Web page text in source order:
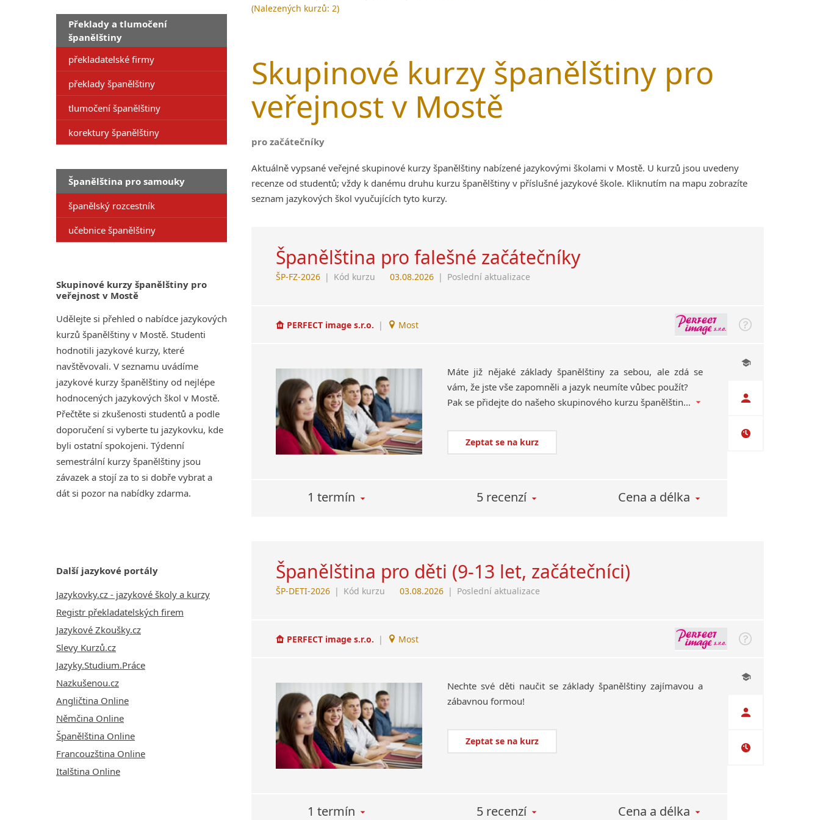
Překlady a tlumočení
španělštiny
překladatelské firmy
překlady španělštiny
tlumočení španělštiny
korektury španělštiny
Španělština pro samouky
španělský rozcestník
učebnice španělštiny
Skupinové kurzy španělštiny pro
veřejnost v Mostě
Udělejte si přehled o nabídce jazykových
kurzů španělštiny v Mostě. Studenti
hodnotili jazykové kurzy, které
navštěvovali. V seznamu uvádíme
jazykové kurzy španělštiny od nejlépe
hodnocených jazykových škol v Mostě.
Přečtěte si zkušenosti studentů a podle
doporučení si vyberte tu jazykovku, kde
byli ostatní spokojeni. Týdenní
semestrální kurzy španělštiny jsou
závazek a stojí za to si dobře vybrat a
dát si pozor na nabídky zdarma.
Další jazykové portály
Jazykovky.cz - jazykové školy a kurzy
Registr překladatelských firem
Jazykové Zkoušky.cz
Slevy Kurzů.cz
Jazyky.Studium.Práce
Nazkušenou.cz
Angličtina Online
Němčina Online
Španělština Online
Francouzština Online
Italština Online
(Nalezených kurzů: 2)
Skupinové kurzy španělštiny pro
veřejnost v Mostě
pro začátečníky
Aktuálně vypsané veřejné skupinové kurzy španělštiny nabízené jazykovými školami v Mostě. U kurzů jsou uvedeny
recenze od studentů; vždy k danému druhu kurzu španělštiny v příslušné jazykové škole. Kliknutím na mapu zobrazíte
seznam jazykových škol vyučujících tyto kurzy.
Španělština pro falešné začátečníky
ŠP-FZ-2026 | Kód kurzu 03.08.2026 | Poslední aktualizace
PERFECT image s.r.o. | Most
Máte již nějaké základy španělštiny za sebou, ale zdá se
vám, že jste vše zapomněli a jazyk neumíte vůbec použít?
Pak se přidejte do našeho skupinového kurzu španělštiny pro falešné začátečníky. Začneme hezky od začátku a vaše znalosti oživíme!
Zeptat se na kurz
1 termín 5 recenzí Cena a délka
Španělština pro děti (9-13 let, začátečníci)
ŠP-DETI-2026 | Kód kurzu 03.08.2026 | Poslední aktualizace
PERFECT image s.r.o. | Most
Nechte své děti naučit se základy španělštiny zajímavou a
zábavnou formou!
Zeptat se na kurz
1 termín 5 recenzí Cena a délka